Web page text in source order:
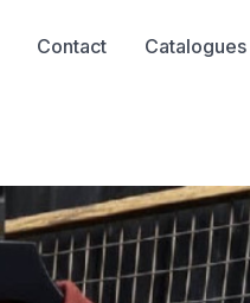
Contact Catalogues